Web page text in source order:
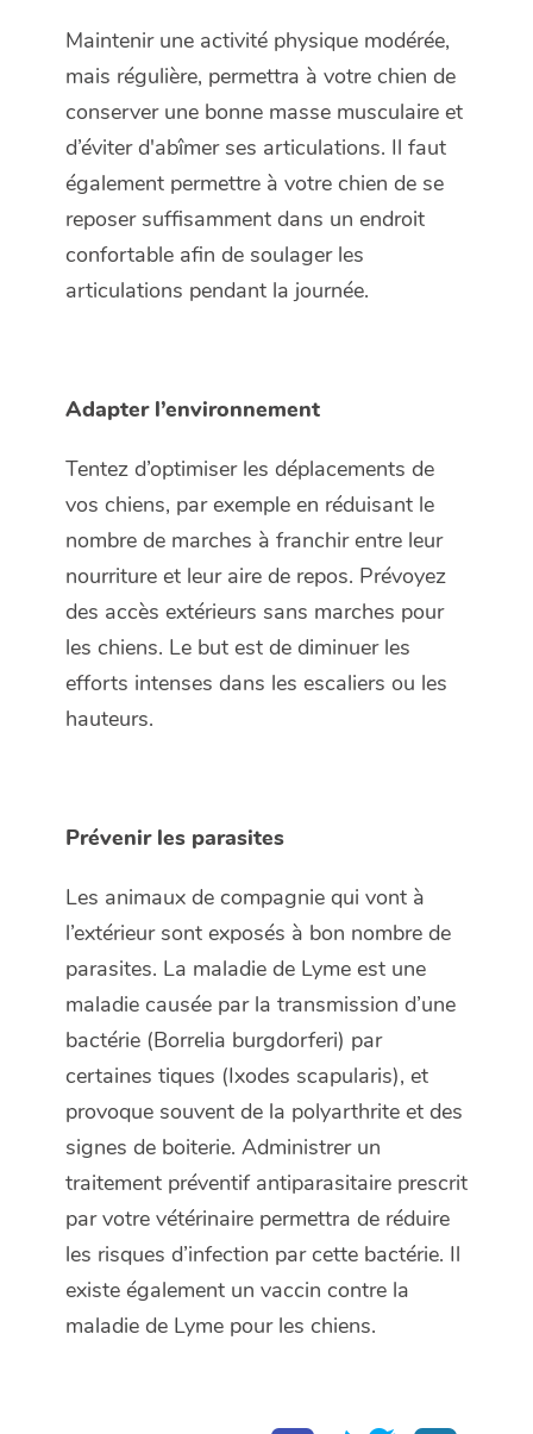
Maintenir une activité physique modérée,
mais régulière, permettra à votre chien de
conserver une bonne masse musculaire et
d’éviter d'abîmer ses articulations. Il faut
également permettre à votre chien de se
reposer suffisamment dans un endroit
confortable afin de soulager les
articulations pendant la journée.
Adapter l’environnement
Tentez d’optimiser les déplacements de
vos chiens, par exemple en réduisant le
nombre de marches à franchir entre leur
nourriture et leur aire de repos. Prévoyez
des accès extérieurs sans marches pour
les chiens. Le but est de diminuer les
efforts intenses dans les escaliers ou les
hauteurs.
Prévenir les parasites
Les animaux de compagnie qui vont à
l’extérieur sont exposés à bon nombre de
parasites. La maladie de Lyme est une
maladie causée par la transmission d’une
bactérie (Borrelia burgdorferi) par
certaines tiques (Ixodes scapularis), et
provoque souvent de la polyarthrite et des
signes de boiterie. Administrer un
traitement préventif antiparasitaire prescrit
par votre vétérinaire permettra de réduire
les risques d’infection par cette bactérie. Il
existe également un vaccin contre la
maladie de Lyme pour les chiens.